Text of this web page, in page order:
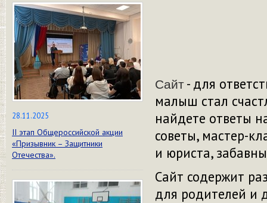
28.11.2025
II этап Общероссийской акции
«Призывник – Защитники
Отечества».
Сайт - для
малыш стал
найдете ответы
советы, мастер-
и юриста,
Сайт содержит
для родителей и